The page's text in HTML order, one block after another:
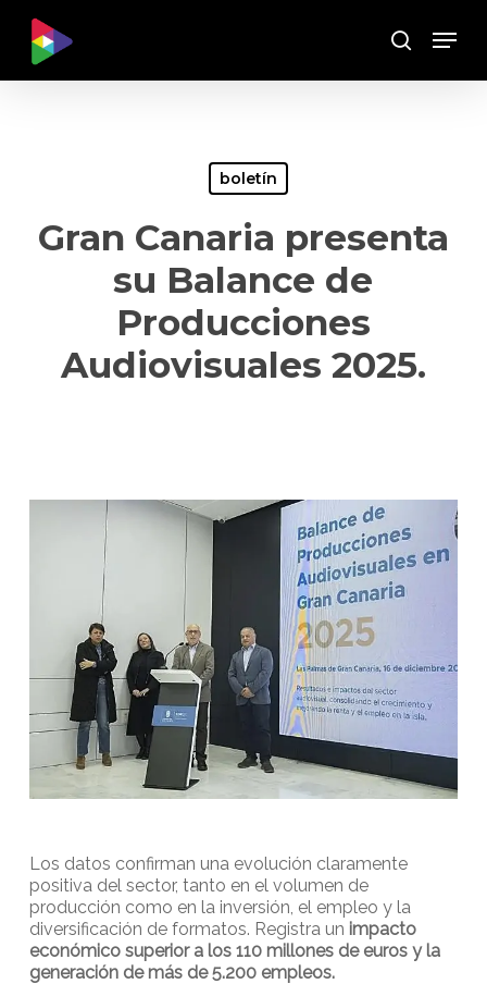
main
Buscar
Menu
boletín
Gran Canaria presenta
su Balance de
Producciones
Audiovisuales 2025.
Los datos confirman una evolución claramente
positiva del sector, tanto en el volumen de
producción como en la inversión, el empleo y la
diversificación de formatos. Registra un impacto
económico superior a los 110 millones de euros y la
generación de más de 5.200 empleos.